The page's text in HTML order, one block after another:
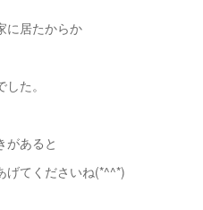
に居たからか
た。
があると
げてくださいね(*^^*)